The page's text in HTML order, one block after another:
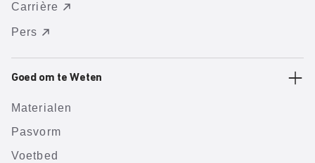
Carrière
Pers
Goed om te Weten
Materialen
Pasvorm
Voetbed